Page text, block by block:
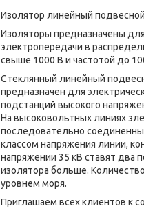
Изолятор линейный
Изоляторы предназначены
электропередачи в
свыше 1000 В и частотой до
Стеклянный линейный
предназначен для
подстанций высокого
На высоковольтных линиях
последовательно
классом напряжения линии,
напряжении 35 кВ ставят два
изолятора больше.
уровнем моря.
Приглашаем всех клиентов к